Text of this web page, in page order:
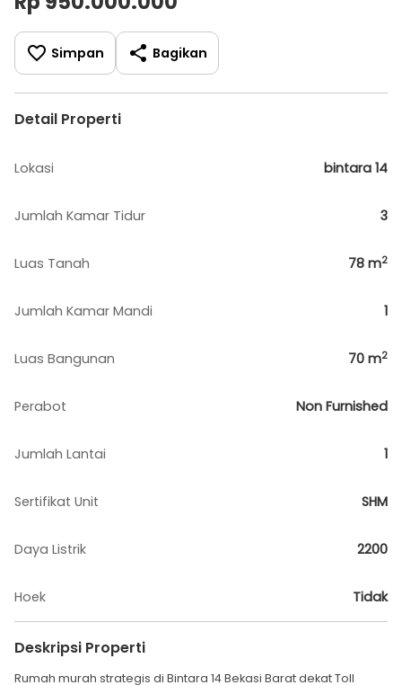
Simpan Bagikan
Detail Properti
Lokasi bintara 14
Jumlah Kamar Tidur 3
Luas Tanah 78 m2
Jumlah Kamar Mandi 1
Luas Bangunan 70 m2
Perabot Non Furnished
Jumlah Lantai 1
Sertifikat Unit SHM
Daya Listrik 2200
Hoek Tidak
Deskripsi Properti
Rumah murah strategis di Bintara 14 Bekasi Barat dekat Toll